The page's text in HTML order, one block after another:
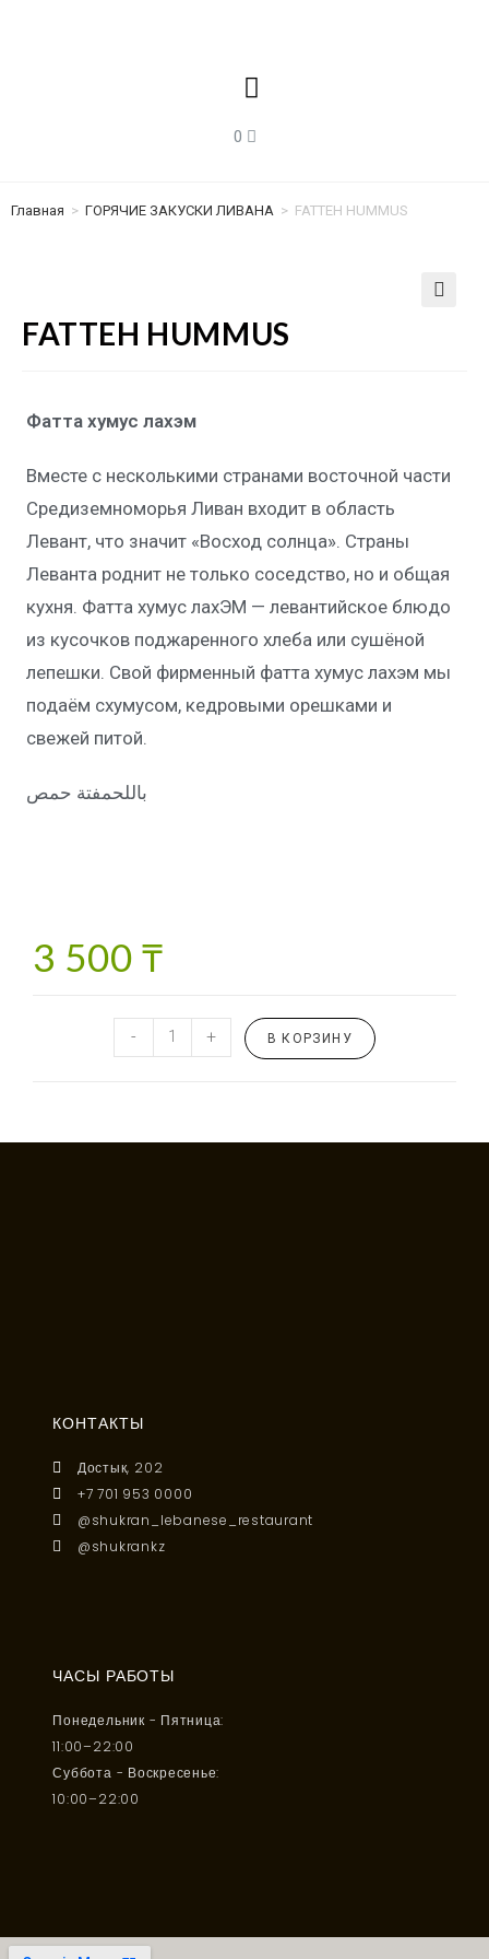
Главная > ГОРЯЧИЕ ЗАКУСКИ ЛИВАНА > FATTEH HUMMUS
FATTEH HUMMUS
Фатта хумус лахэм
Вместе с несколькими странами восточной части
Средиземноморья Ливан входит в область
Левант, что значит «Восход солнца». Страны
Леванта роднит не только соседство, но и общая
кухня. Фатта хумус лахЭМ — левантийское блюдо
из кусочков поджаренного хлеба или сушёной
лепешки. Свой фирменный фатта хумус лахэм мы
подаём схумусом, кедровыми орешками и
свежей питой.
باللحمفتة حمص
3 500 ₸
- + В КОРЗИНУ
КОНТАКТЫ
Достык, 202
+7 701 953 0000
@shukran_lebanese_restaurant
@shukrankz
ЧАСЫ РАБОТЫ
Понедельник - Пятница:
11:00–22:00
Суббота - Воскресенье:
10:00–22:00